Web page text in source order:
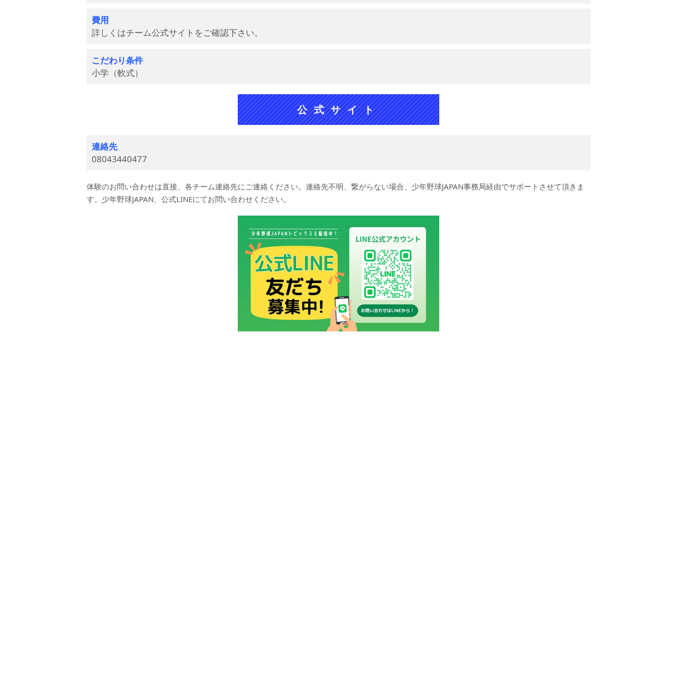
費用
詳しくはチーム公式サイトをご確認下さい。
こだわり条件
小学（軟式）
公式サイト
連絡先
08043440477
体験のお問い合わせは直接、各チーム連絡先にご連絡ください。連絡先不明、繋がらない場合、少年野球JAPAN事務局経由でサポートさせて頂きま
す。少年野球JAPAN、公式LINEにてお問い合わせください。